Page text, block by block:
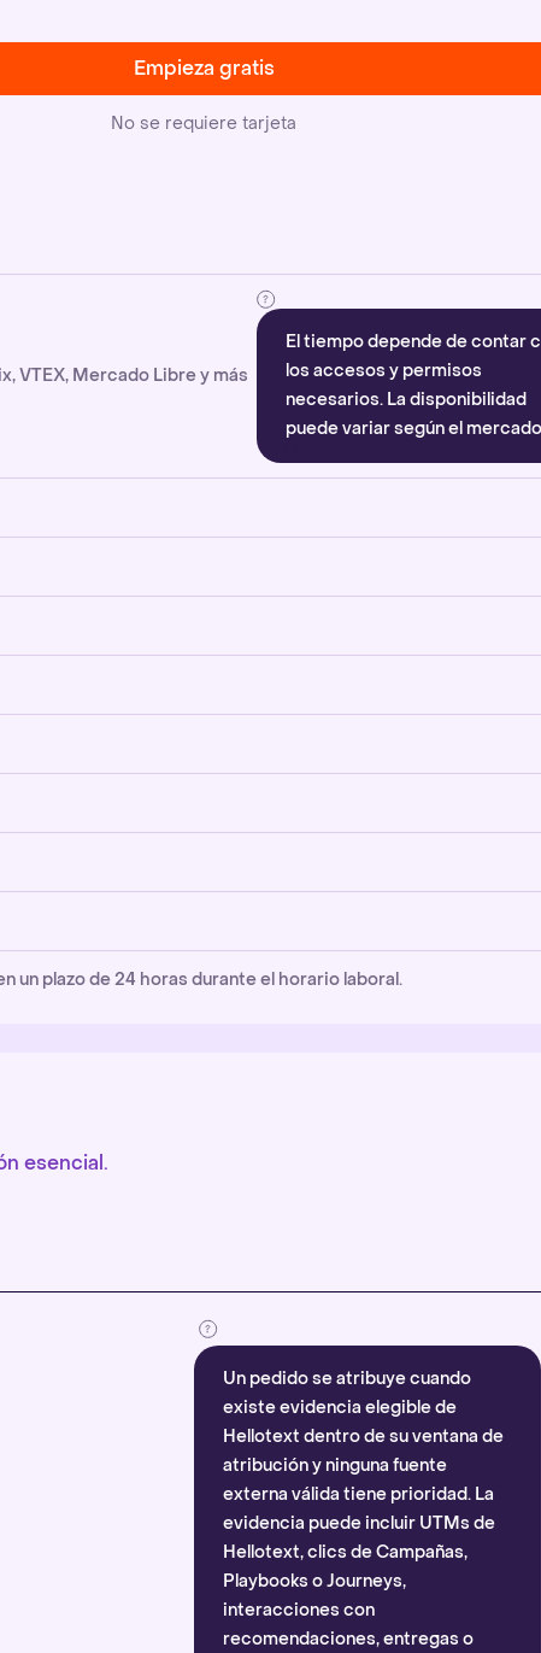
Empieza gratis
No se requiere tarjeta
VTEX, Mercado Libre y más
El tiempo depende de contar
los accesos y permisos
necesarios. La disponibilidad
puede variar según el
plazo de 24 horas durante el horario laboral.
esencial.
Un pedido se atribuye cuando
existe evidencia elegible de
Hellotext dentro de su ventana de
atribución y ninguna fuente
externa válida tiene prioridad. La
evidencia puede incluir UTMs de
Hellotext, clics de Campañas,
Playbooks o Journeys,
interacciones con
recomendaciones, entregas o